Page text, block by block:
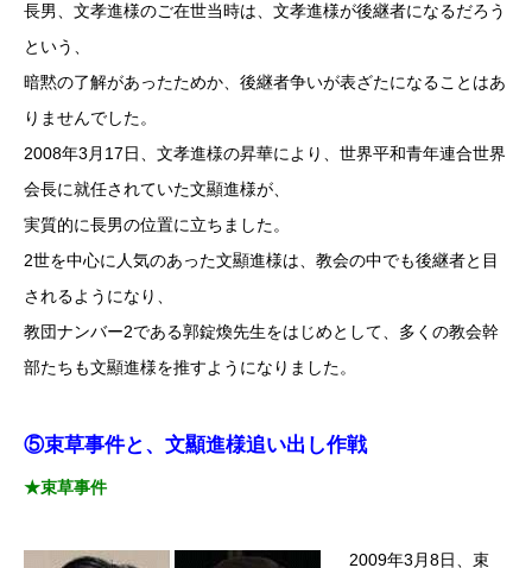
長男、文孝進様のご在世当時は、文孝進様が後継者になるだろう
という、
暗黙の了解があったためか、後継者争いが表ざたになることはあ
りませんでした。
2008年3月17日、文孝進様の昇華により、世界平和青年連合世界
会長に就任されていた文顯進様が、
実質的に長男の位置に立ちました。
2世を中心に人気のあった文顯進様は、教会の中でも後継者と目
されるようになり、
教団ナンバー2である郭錠煥先生をはじめとして、多くの教会幹
部たちも文顯進様を推すようになりました。
⑤束草事件と、文顯進様追い出し作戦
★束草事件
2009年3月8日、束